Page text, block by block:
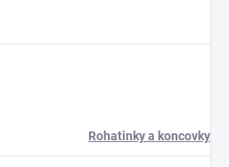
Rohatinky a koncovky